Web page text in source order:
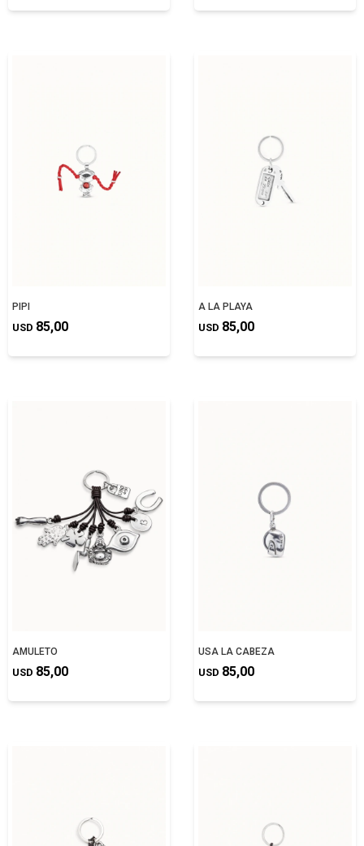
PIPI
USD 85,00
A LA PLAYA
USD 85,00
AMULETO
USD 85,00
USA LA CABEZA
USD 85,00